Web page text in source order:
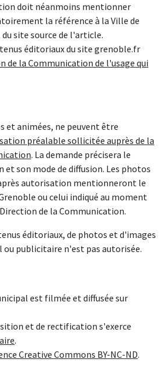
doit néanmoins mentionner
la référence à la Ville de
site source de l'article.
éditoriaux du site grenoble.fr
la Communication de l'usage qui
et animées, ne peuvent être
préalable sollicitée auprès de la
. La demande précisera le
son mode de diffusion. Les photos
autorisation mentionneront le
ou celui indiqué au moment
de la Communication.
éditoriaux, de photos et d'images
ou publicitaire n'est pas autorisée.
est filmée et diffusée sur
et de rectification s'exerce
.
Creative Commons BY-NC-ND.